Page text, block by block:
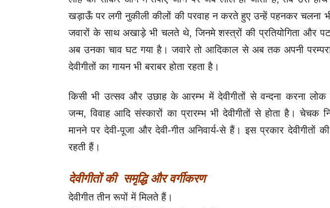
खड़ाऊँ पर लगी नुकीली कीलों की परवाह न करते हुए उन्हें पहनकर चलना
जवारों के साथ अखाड़े भी चलते थे, जिनमे शस्त्रों की प्रतियोगिता और
अब उनका चाव घट गया है। जवारे तो आदिकाल से अब तक अपनी
देवीगीतों का गायन भी बराबर होता रहता है।
किसी भी उत्सव और उछाह के आरम्भ में देवीगीतों से वन्दना करना
जन्म, विवाह आदि संस्कारों का प्रारम्भ भी देवीगीतों से होता है। चेचक
मानने पर देवी-पूजा और देवी-गीत अनिवार्य-से हैं। इस प्रकार देवीगीतों
रहती हैं।
देवीगीतों की समृद्धि और वर्गीकरण
देवीगीत तीन रूपों में मिलते हैं।